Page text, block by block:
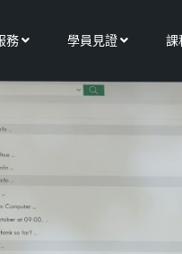
務Open 更多服務
學員見證Open 學課